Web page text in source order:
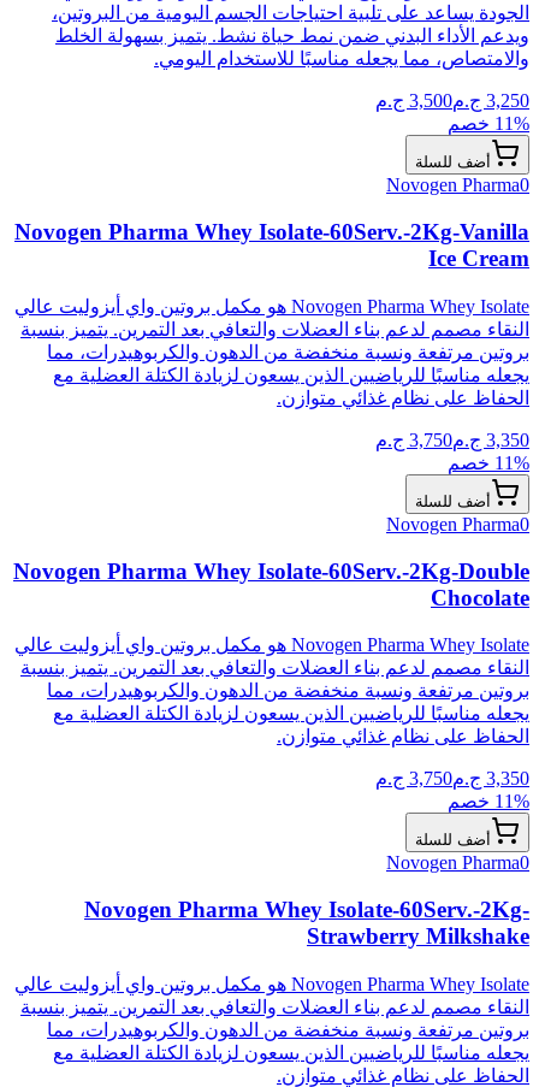
الجودة يساعد على تلبية احتياجات الجسم اليومية من البروتين،
ويدعم الأداء البدني ضمن نمط حياة نشط. يتميز بسهولة الخلط
والامتصاص، مما يجعله مناسبًا للاستخدام اليومي.
3,250 ج.م3,500 ج.م
11% خصم
أضف للسلة
Novogen Pharma0
Novogen Pharma Whey Isolate-60Serv.-2Kg-Vanilla
Ice Cream
Novogen Pharma Whey Isolate هو مكمل بروتين واي أيزوليت عالي
النقاء مصمم لدعم بناء العضلات والتعافي بعد التمرين. يتميز بنسبة
بروتين مرتفعة ونسبة منخفضة من الدهون والكربوهيدرات، مما
يجعله مناسبًا للرياضيين الذين يسعون لزيادة الكتلة العضلية مع
الحفاظ على نظام غذائي متوازن.
3,350 ج.م3,750 ج.م
11% خصم
أضف للسلة
Novogen Pharma0
Novogen Pharma Whey Isolate-60Serv.-2Kg-Double
Chocolate
Novogen Pharma Whey Isolate هو مكمل بروتين واي أيزوليت عالي
النقاء مصمم لدعم بناء العضلات والتعافي بعد التمرين. يتميز بنسبة
بروتين مرتفعة ونسبة منخفضة من الدهون والكربوهيدرات، مما
يجعله مناسبًا للرياضيين الذين يسعون لزيادة الكتلة العضلية مع
الحفاظ على نظام غذائي متوازن.
3,350 ج.م3,750 ج.م
11% خصم
أضف للسلة
Novogen Pharma0
Novogen Pharma Whey Isolate-60Serv.-2Kg-
Strawberry Milkshake
Novogen Pharma Whey Isolate هو مكمل بروتين واي أيزوليت عالي
النقاء مصمم لدعم بناء العضلات والتعافي بعد التمرين. يتميز بنسبة
بروتين مرتفعة ونسبة منخفضة من الدهون والكربوهيدرات، مما
يجعله مناسبًا للرياضيين الذين يسعون لزيادة الكتلة العضلية مع
الحفاظ على نظام غذائي متوازن.